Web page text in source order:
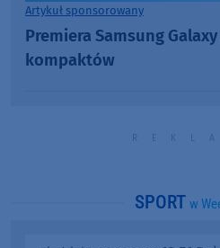
Artykuł sponsorowany
Premiera Samsung
kompaktów
SPORT w